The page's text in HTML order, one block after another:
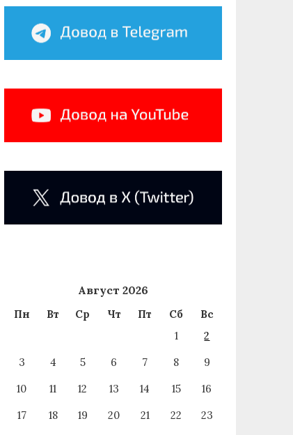
Август 2026
Пн Вт Ср Чт Пт Сб
Вс
1
2
3
4 5 6 7 8
9
10
11 12 13 14 15
16
17
18 19 20 21 22
23